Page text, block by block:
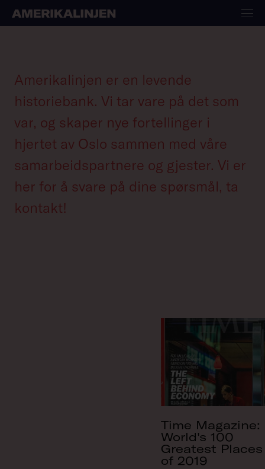
Amerikalinjen er en levende
historiebank. Vi tar vare på det som
var, og skaper nye fortellinger i
hjertet av Oslo sammen med våre
samarbeidspartnere og gjester. Vi er
her for å svare på dine spørsmål, ta
kontakt!
Time Magazine:
World's 100
Greatest Places
of 2019